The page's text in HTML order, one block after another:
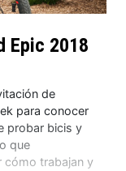
Epic 2018
de
para conocer
probar bicis y
que
cómo trabajan y